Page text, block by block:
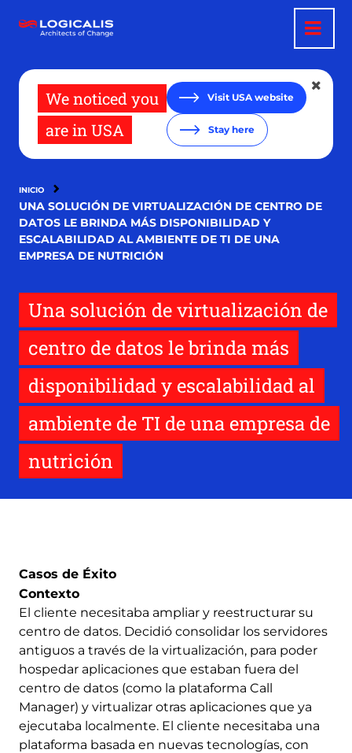
contenido
We noticed you
are in USA
Visit USA website
Stay here
INICIO
UNA SOLUCIÓN DE VIRTUALIZACIÓN DE CENTRO DE
DATOS LE BRINDA MÁS DISPONIBILIDAD Y
ESCALABILIDAD AL AMBIENTE DE TI DE UNA
EMPRESA DE NUTRICIÓN
Una solución de virtualización de
centro de datos le brinda más
disponibilidad y escalabilidad al
ambiente de TI de una empresa de
nutrición
Casos de Éxito
Contexto
El cliente necesitaba ampliar y reestructurar su
centro de datos. Decidió consolidar los servidores
antiguos a través de la virtualización, para poder
hospedar aplicaciones que estaban fuera del
centro de datos (como la plataforma Call
Manager) y virtualizar otras aplicaciones que ya
ejecutaba localmente. El cliente necesitaba una
plataforma basada en nuevas tecnologías, con